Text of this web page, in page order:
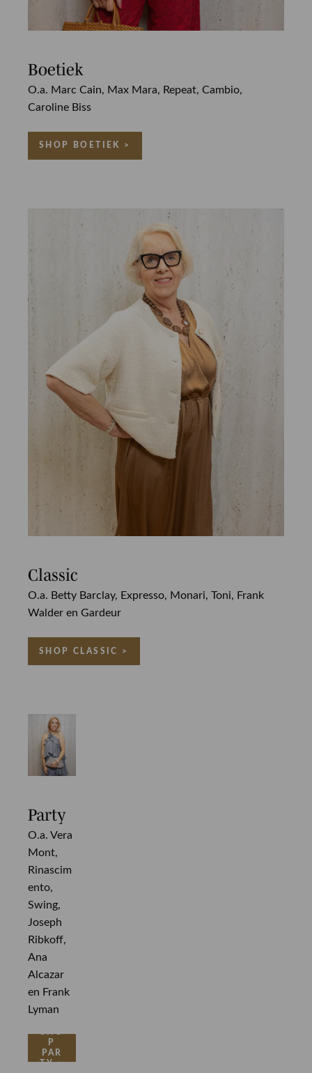
Boetiek
O.a. Marc Cain, Max Mara, Repeat, Cambio,
Caroline Biss
SHOP BOETIEK >
Classic
O.a. Betty Barclay, Expresso, Monari, Toni, Frank
Walder en Gardeur
SHOP CLASSIC >
Party
O.a. Vera
Mont,
Rinascim
ento,
Swing,
Joseph
Ribkoff,
Ana
Alcazar
en Frank
Lyman
P
PAR
TY >